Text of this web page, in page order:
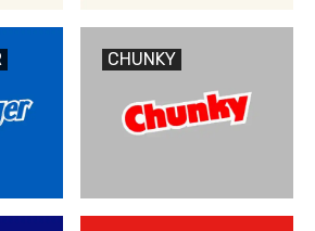
CHUNKY